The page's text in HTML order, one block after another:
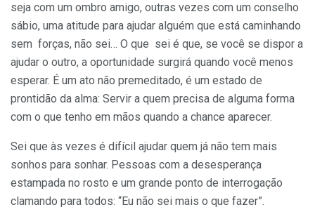
seja com um ombro amigo, outras vezes com um conselho
sábio, uma atitude para ajudar alguém que está caminhando
sem forças, não sei… O que sei é que, se você se dispor a
ajudar o outro, a oportunidade surgirá quando você menos
esperar. É um ato não premeditado, é um estado de
prontidão da alma: Servir a quem precisa de alguma forma
com o que tenho em mãos quando a chance aparecer.
Sei que às vezes é difícil ajudar quem já não tem mais
sonhos para sonhar. Pessoas com a desesperança
estampada no rosto e um grande ponto de interrogação
clamando para todos: “Eu não sei mais o que fazer”.